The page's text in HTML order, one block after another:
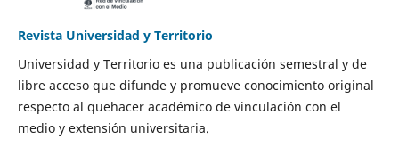
Revista Universidad y Territorio
Universidad y Territorio es una publicación semestral y de
libre acceso que difunde y promueve conocimiento original
respecto al quehacer académico de vinculación con el
medio y extensión universitaria.